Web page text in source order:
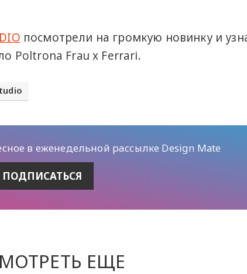
посмотрели на громкую новинку и
Poltrona Frau x Ferrari.
в еженедельной рассылке Design Mate
ЕЩЕ